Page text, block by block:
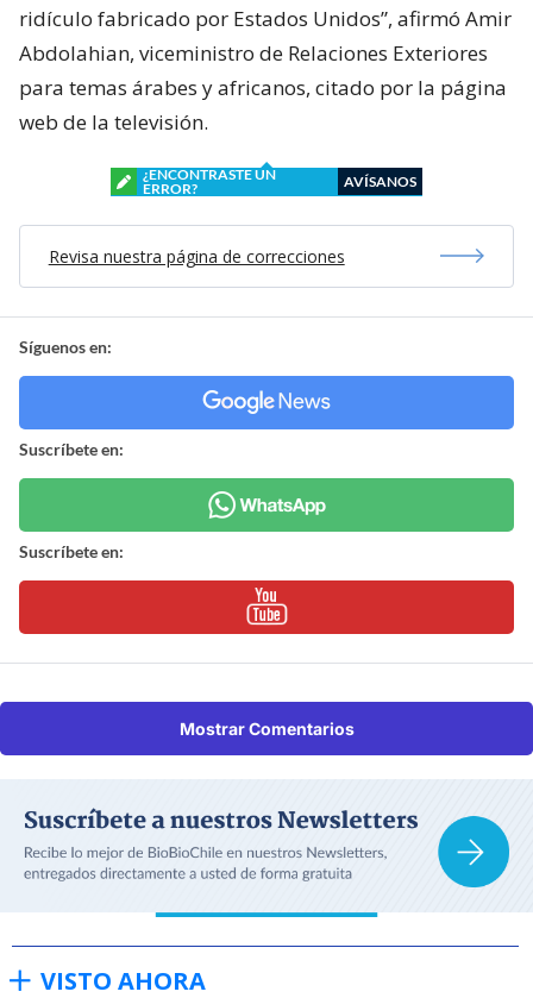
ridículo fabricado por Estados Unidos”, afirmó Amir
Abdolahian, viceministro de Relaciones Exteriores
para temas árabes y africanos, citado por la página
web de la televisión.
¿ENCONTRASTE UN
ERROR?
AVÍSANOS
Revisa nuestra página de correcciones
Síguenos en:
Suscríbete en:
Suscríbete en:
Mostrar Comentarios
VISTO AHORA